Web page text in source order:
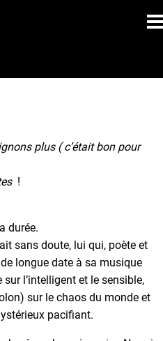
plus ( c’était bon pour
!
durée.
sans doute, lui qui, poète et
longue date à sa musique
l’intelligent et le sensible,
sur le chaos du monde et
pacifiant.